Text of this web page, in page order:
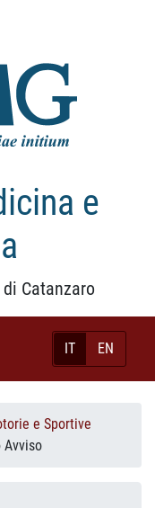
e
Catanzaro
IT EN
e Sportive
Avviso